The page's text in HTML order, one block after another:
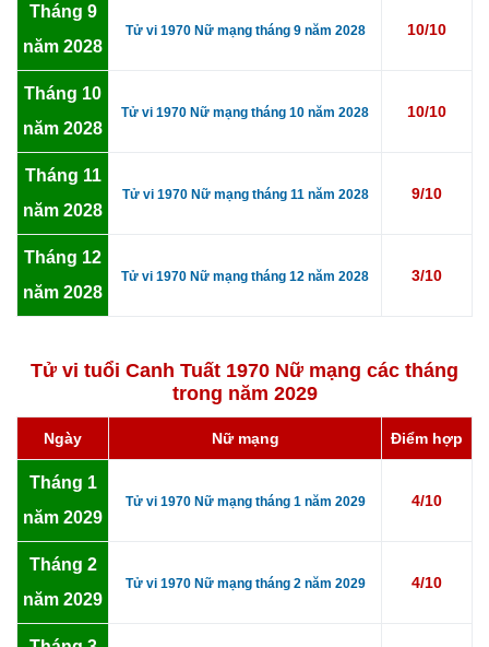
Tháng 9
năm 2028
Tử vi 1970 Nữ mạng tháng 9 năm 2028 10/10
Tháng 10
năm 2028
Tử vi 1970 Nữ mạng tháng 10 năm 2028 10/10
Tháng 11
năm 2028
Tử vi 1970 Nữ mạng tháng 11 năm 2028 9/10
Tháng 12
năm 2028
Tử vi 1970 Nữ mạng tháng 12 năm 2028 3/10
Tử vi tuổi Canh Tuất 1970 Nữ mạng các tháng
trong năm 2029
Ngày Nữ mạng Điểm hợp
Tháng 1
năm 2029
Tử vi 1970 Nữ mạng tháng 1 năm 2029 4/10
Tháng 2
năm 2029
Tử vi 1970 Nữ mạng tháng 2 năm 2029 4/10